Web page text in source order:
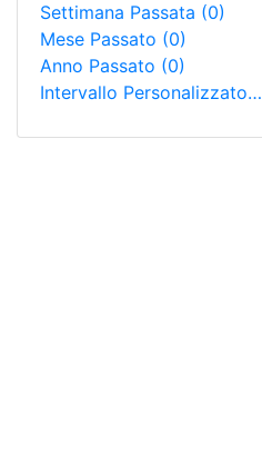
Settimana Passata (0)
Mese Passato (0)
Anno Passato (0)
Intervallo Personalizzato…